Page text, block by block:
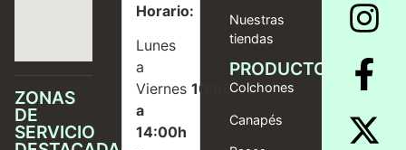
ZONAS
DE
SERVICIO
Horario:
Lunes
a
Viernes10:00
a
14:00h
Nuestras
tiendas
PRODUCTOS
Colchones
Canapés